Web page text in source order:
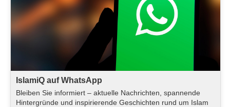
IslamiQ auf WhatsApp
Bleiben Sie informiert – aktuelle Nachrichten, spannende
Hintergründe und inspirierende Geschichten rund um Islam